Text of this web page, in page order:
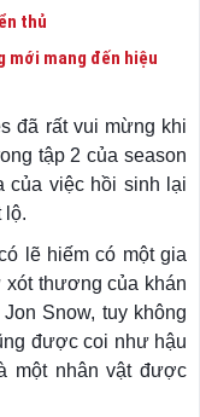
thủ
mới mang đến hiệu
đã rất vui mừng khi
tập 2 của season
của việc hồi sinh lại
lộ.
lẽ hiếm có một gia
thương của khán
Snow, tuy không
được coi như hậu
một nhân vật được